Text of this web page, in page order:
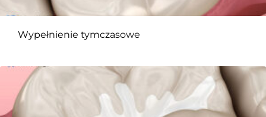
Wypełnienie tymczasowe